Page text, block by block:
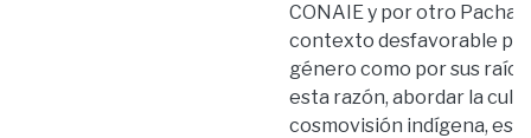
CONAIE y por otro
contexto desfavorable
género como por sus
esta razón, abordar la
cosmovisión indígena, es